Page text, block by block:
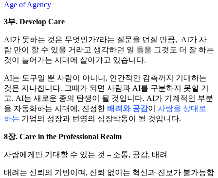
Age of Agency
3부. Develop Care
AI가 못하는 것은 무엇인가?라는 질문을 던질 만큼, AI가 사
람 만이 할 수 있을 거라고 생각하던 일 들을 그것도 더 잘 하는
것이 늘어가는 시대에 살아가고 있습니다.
AI는 도구일 뿐 사람이 아니니, 인간적인 감촉까지 기대하는
것은 지나칩니다. 그때가 되면 사람과 AI를 구분하지 못할 거
고. AI는 새로운 종의 탄생이 될 것입니다. AI가 기계적인 부분
을 자동화하는 시대에, 진정한 배려와 공감이 사람을 상대로
하는 기업의 성장과 번영의 심장박동이 될 것입니다.
8장. Care in the Professional Realm
사람에게만 기대할 수 있는 것 – 소통, 공감, 배려
배려는 신뢰의 기반이며, 신뢰 없이는 혁신과 진보가 불가능합